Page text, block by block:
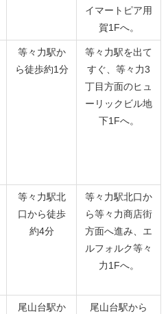
イマートピア用
賀1Fへ。
等々力駅か
ら徒歩約1分
等々力駅を出て
すぐ、等々力3
丁目方面のヒュ
ーリックビル地
下1Fへ。
等々力駅北
口から徒歩
約4分
等々力駅北口か
ら等々力商店街
方面へ進み、エ
ルフォルク等々
力1Fへ。
尾山台駅か
尾山台駅から